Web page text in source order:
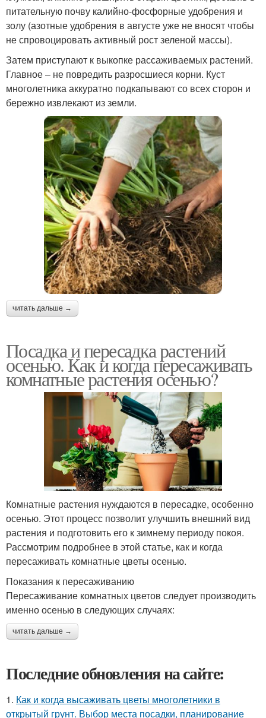
питательную почву калийно-фосфорные удобрения и
золу (азотные удобрения в августе уже не вносят чтобы
не спровоцировать активный рост зеленой массы).
Затем приступают к выкопке рассаживаемых растений.
Главное – не повредить разросшиеся корни. Куст
многолетника аккуратно подкапывают со всех сторон и
бережно извлекают из земли.
читать дальше →
Посадка и пересадка растений
осенью. Как и когда пересаживать
комнатные растения осенью?
Комнатные растения нуждаются в пересадке, особенно
осенью. Этот процесс позволит улучшить внешний вид
растения и подготовить его к зимнему периоду покоя.
Рассмотрим подробнее в этой статье, как и когда
пересаживать комнатные цветы осенью.
Показания к пересаживанию
Пересаживание комнатных цветов следует производить
именно осенью в следующих случаях:
читать дальше →
Последние обновления на сайте:
1. Как и когда высаживать цветы многолетники в
открытый грунт. Выбор места посадки, планирование